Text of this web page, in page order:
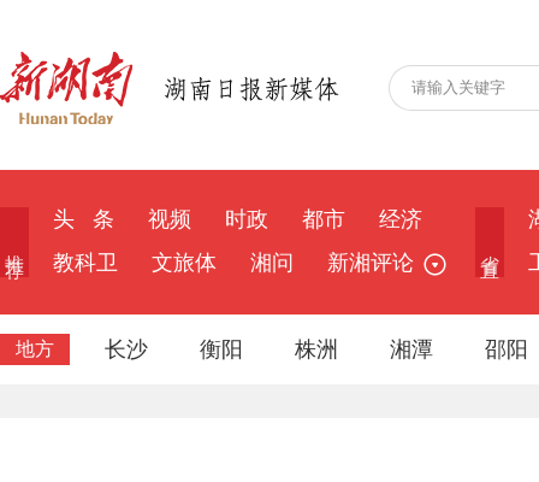
头 条 视频 时政 都市
经济
教科卫
文旅体 湘问 新湘评论
地方 长沙 衡阳 株洲 湘潭 邵阳